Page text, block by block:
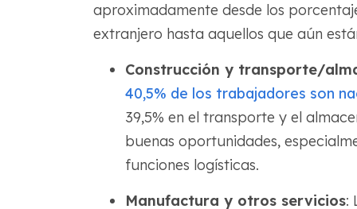
aproximadamente desde los
extranjero hasta aquellos que aún
Construcción y transporte/
40,5% de los trabajadores son
39,5% en el transporte y el
buenas oportunidades,
funciones logísticas.
Manufactura y otros servicios: